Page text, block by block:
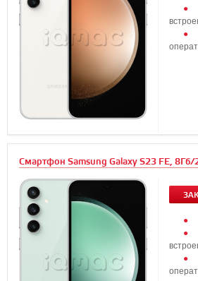
Смартфон Samsung Galaxy S23 FE,